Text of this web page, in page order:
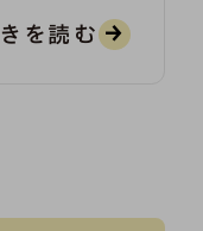
よって起
を読む